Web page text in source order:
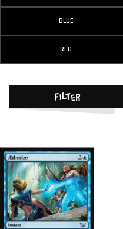
BLUE
RED
Filter